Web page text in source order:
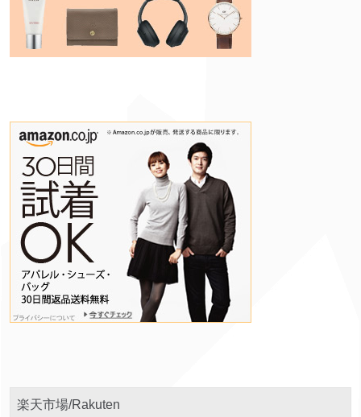
楽天市場/Rakuten